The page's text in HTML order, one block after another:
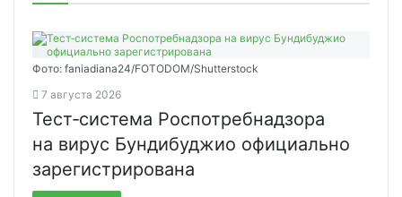
Фото: faniadiana24/FOTODOM/Shutterstock
7 августа 2026
Тест‑система Роспотребнадзора
на вирус Бундибуджио официально
зарегистрирована